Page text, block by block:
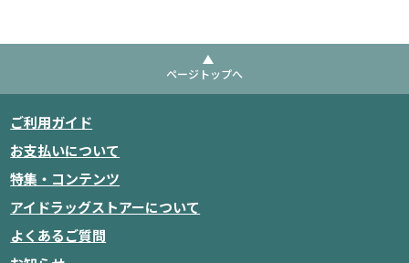
ページトップへ
ご利用ガイド
お支払いについて
特集・コンテンツ
アイドラッグストアーについて
よくあるご質問